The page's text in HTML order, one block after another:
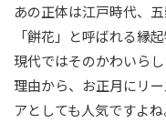
あの正体は江戸時代、
「餅花」と呼ばれる縁
現代ではそのかわいら
理由から、お正月にリ
アとしても人気ですよね